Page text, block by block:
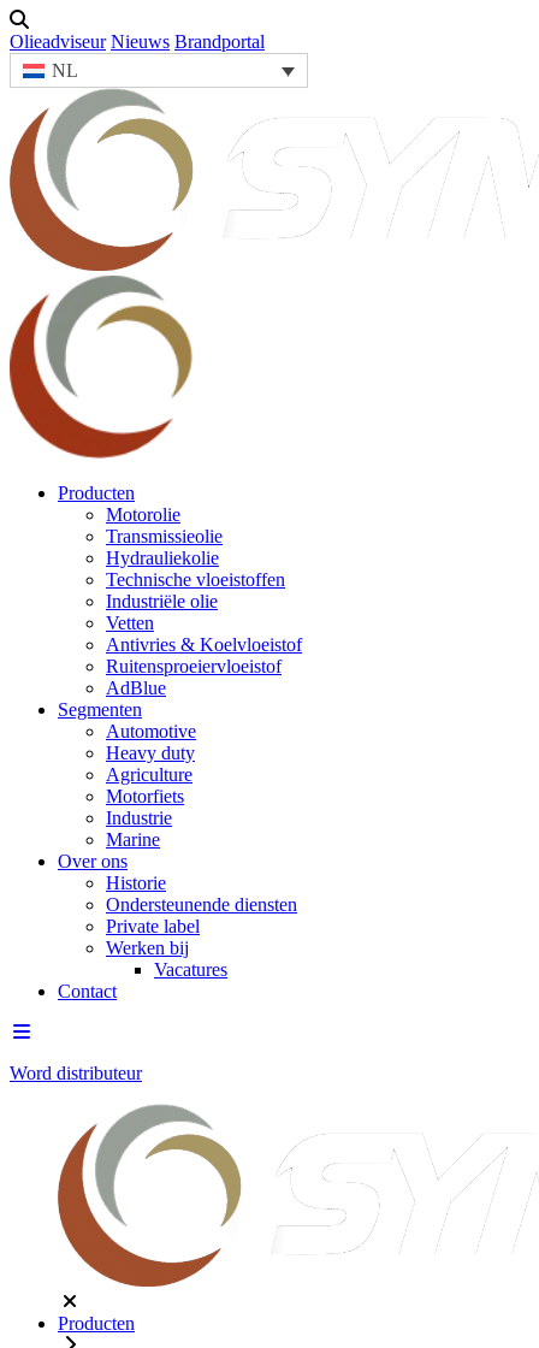
Olieadviseur Nieuws Brandportal
NL
Producten
Motorolie
Transmissieolie
Hydrauliekolie
Technische vloeistoffen
Industriële olie
Vetten
Antivries & Koelvloeistof
Ruitensproeiervloeistof
AdBlue
Segmenten
Automotive
Heavy duty
Agriculture
Motorfiets
Industrie
Marine
Over ons
Historie
Ondersteunende diensten
Private label
Werken bij
Vacatures
Contact
Word distributeur
Producten